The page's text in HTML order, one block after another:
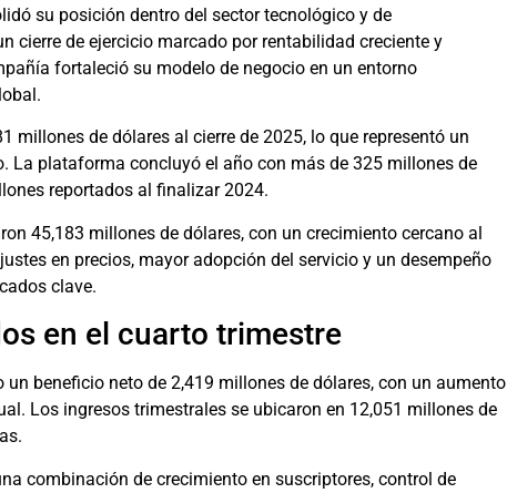
su posición dentro del sector tecnológico y de
cierre de ejercicio marcado por rentabilidad creciente y
fortaleció su modelo de negocio en un entorno
millones de dólares al cierre de 2025, lo que representó un
La plataforma concluyó el año con más de 325 millones de
reportados al finalizar 2024.
45,183 millones de dólares, con un crecimiento cercano al
en precios, mayor adopción del servicio y un desempeño
clave.
en el cuarto trimestre
beneficio neto de 2,419 millones de dólares, con un aumento
Los ingresos trimestrales se ubicaron en 12,051 millones de
combinación de crecimiento en suscriptores, control de